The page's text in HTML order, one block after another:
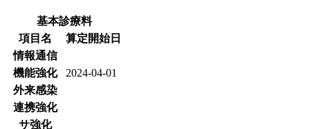
基本診療料
項目名
算定開始日
情報通信
機能強化
2024-04-01
外来感染
連携強化
サ強化